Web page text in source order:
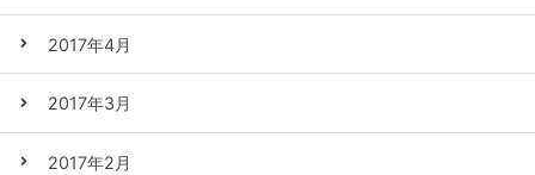
2017年4月
2017年3月
2017年2月